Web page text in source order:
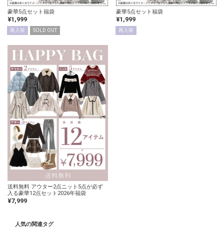
豪華5点セット福袋
¥1,999
再入荷 SOLD OUT
豪華5点セット福袋
¥1,999
再入荷
送料無料 アウター2点ニット5点が必ず
入る豪華12点セット2026年福袋
¥7,999
人気の関連タグ